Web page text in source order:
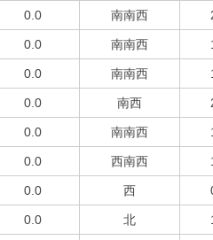
0.0 南南西
0.0 南南西
0.0 南南西
0.0 南西
0.0 南南西
0.0 西南西
0.0 西
0.0 北